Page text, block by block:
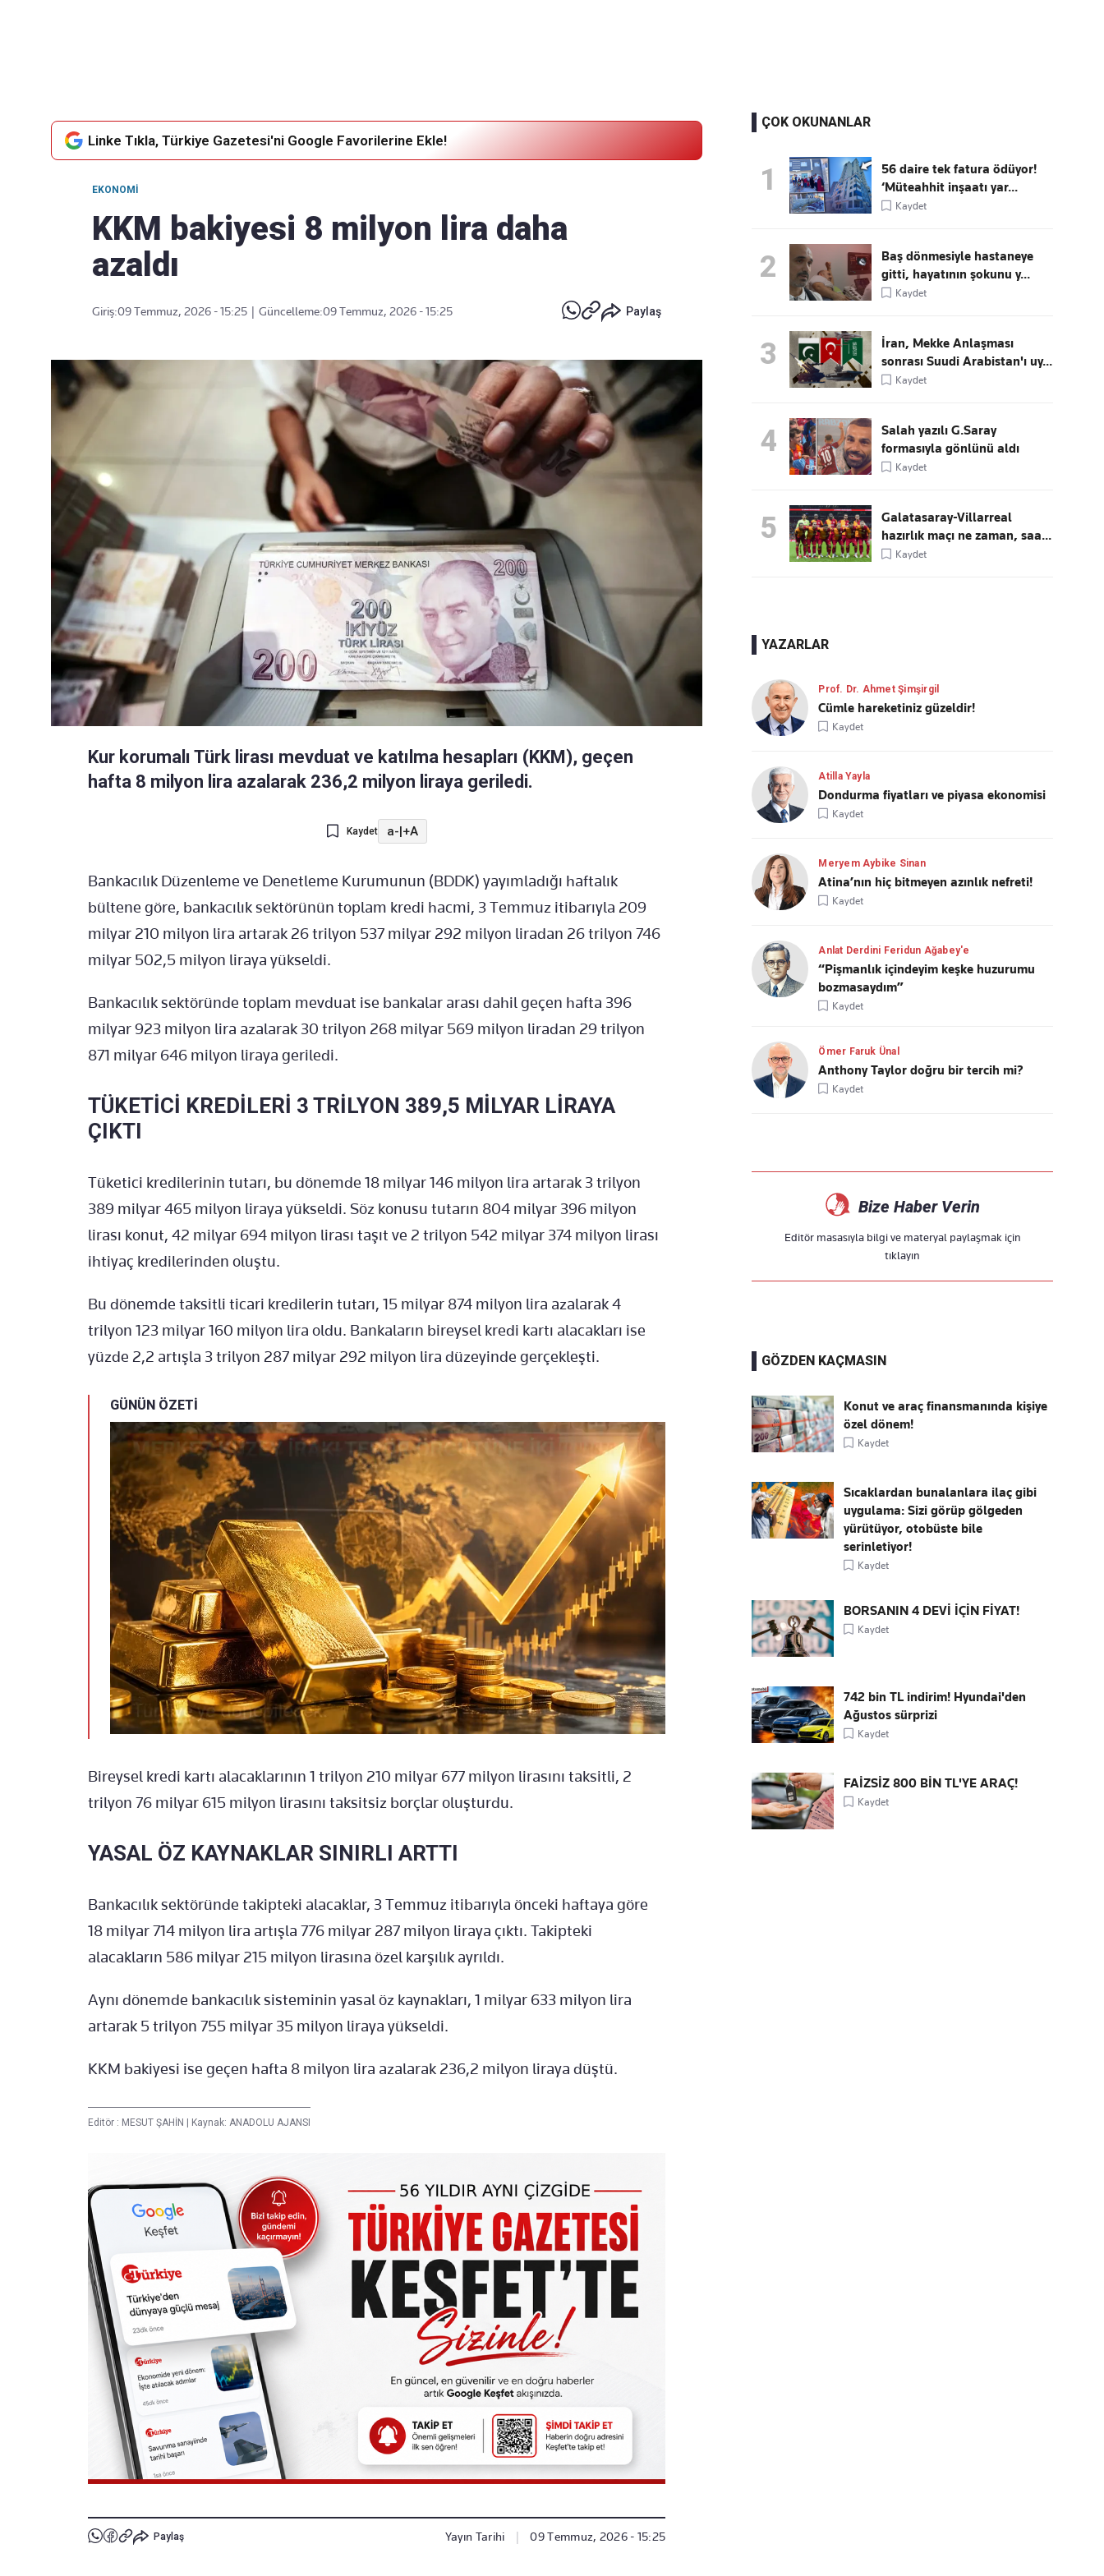
Linke Tıkla, Türkiye Gazetesi'ni Google Favorilerine Ekle!
EKONOMI
KKM bakiyesi 8 milyon lira daha
azaldı
Giriş:09 Temmuz, 2026 - 15:25 Güncelleme:09 Temmuz, 2026 - 15:25 Paylaş
Kur korumalı Türk lirası mevduat ve katılma hesapları (KKM), geçen
hafta 8 milyon lira azalarak 236,2 milyon liraya geriledi.
Kaydet a-|+A
Bankacılık Düzenleme ve Denetleme Kurumunun (BDDK) yayımladığı haftalık
bültene göre, bankacılık sektörünün toplam kredi hacmi, 3 Temmuz itibarıyla 209
milyar 210 milyon lira artarak 26 trilyon 537 milyar 292 milyon liradan 26 trilyon 746
milyar 502,5 milyon liraya yükseldi.
Bankacılık sektöründe toplam mevduat ise bankalar arası dahil geçen hafta 396
milyar 923 milyon lira azalarak 30 trilyon 268 milyar 569 milyon liradan 29 trilyon
871 milyar 646 milyon liraya geriledi.
TÜKETİCİ KREDİLERİ 3 TRİLYON 389,5 MİLYAR LİRAYA
ÇIKTI
Tüketici kredilerinin tutarı, bu dönemde 18 milyar 146 milyon lira artarak 3 trilyon
389 milyar 465 milyon liraya yükseldi. Söz konusu tutarın 804 milyar 396 milyon
lirası konut, 42 milyar 694 milyon lirası taşıt ve 2 trilyon 542 milyar 374 milyon lirası
ihtiyaç kredilerinden oluştu.
Bu dönemde taksitli ticari kredilerin tutarı, 15 milyar 874 milyon lira azalarak 4
trilyon 123 milyar 160 milyon lira oldu. Bankaların bireysel kredi kartı alacakları ise
yüzde 2,2 artışla 3 trilyon 287 milyar 292 milyon lira düzeyinde gerçekleşti.
GÜNÜN ÖZETİ
Bireysel kredi kartı alacaklarının 1 trilyon 210 milyar 677 milyon lirasını taksitli, 2
trilyon 76 milyar 615 milyon lirasını taksitsiz borçlar oluşturdu.
YASAL ÖZ KAYNAKLAR SINIRLI ARTTI
Bankacılık sektöründe takipteki alacaklar, 3 Temmuz itibarıyla önceki haftaya göre
18 milyar 714 milyon lira artışla 776 milyar 287 milyon liraya çıktı. Takipteki
alacakların 586 milyar 215 milyon lirasına özel karşılık ayrıldı.
Aynı dönemde bankacılık sisteminin yasal öz kaynakları, 1 milyar 633 milyon lira
artarak 5 trilyon 755 milyar 35 milyon liraya yükseldi.
KKM bakiyesi ise geçen hafta 8 milyon lira azalarak 236,2 milyon liraya düştü.
Editör : MESUT ŞAHİN | Kaynak: ANADOLU AJANSI
Paylaş Yayın Tarihi 09 Temmuz, 2026 - 15:25
ÇOK OKUNANLAR
1
56 daire tek fatura ödüyor!
‘Müteahhit inşaatı yar...
Kaydet
2
Baş dönmesiyle hastaneye
gitti, hayatının şokunu y...
Kaydet
3
İran, Mekke Anlaşması
sonrası Suudi Arabistan'ı uy...
Kaydet
4
Salah yazılı G.Saray
formasıyla gönlünü aldı
Kaydet
5
Galatasaray-Villarreal
hazırlık maçı ne zaman, saa...
Kaydet
YAZARLAR
Prof. Dr. Ahmet Şimşirgil
Cümle hareketiniz güzeldir!
Kaydet
Atilla Yayla
Dondurma fiyatları ve piyasa ekonomisi
Kaydet
Meryem Aybike Sinan
Atina’nın hiç bitmeyen azınlık nefreti!
Kaydet
Anlat Derdini Feridun Ağabey'e
“Pişmanlık içindeyim keşke huzurumu
bozmasaydım”
Kaydet
Ömer Faruk Ünal
Anthony Taylor doğru bir tercih mi?
Kaydet
Bize Haber Verin
Editör masasıyla bilgi ve materyal paylaşmak için
tıklayın
GÖZDEN KAÇMASIN
Konut ve araç finansmanında kişiye
özel dönem!
Kaydet
Sıcaklardan bunalanlara ilaç gibi
uygulama: Sizi görüp gölgeden
yürütüyor, otobüste bile
serinletiyor!
Kaydet
BORSANIN 4 DEVİ İÇİN FİYAT!
Kaydet
742 bin TL indirim! Hyundai'den
Ağustos sürprizi
Kaydet
FAİZSİZ 800 BİN TL'YE ARAÇ!
Kaydet